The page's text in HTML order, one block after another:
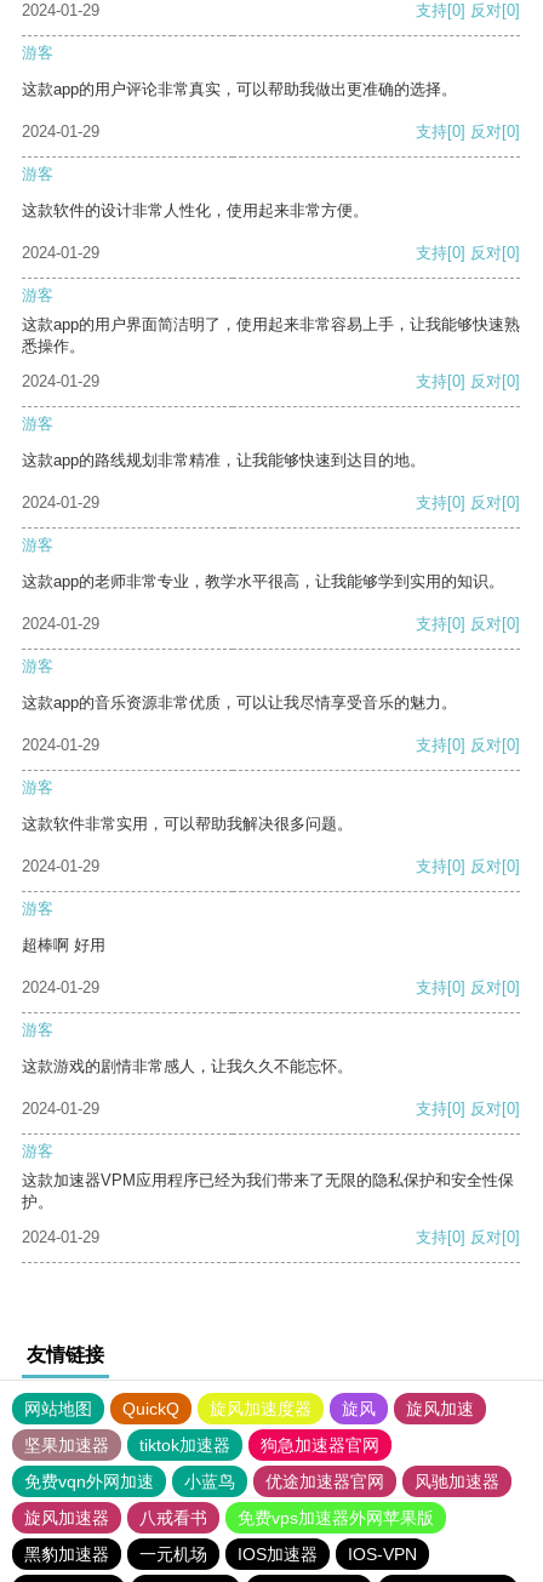
2024-01-29 支持[0] 反对[0]
游客
这款app的用户评论非常真实，可以帮助我做出更准确的选择。
2024-01-29 支持[0] 反对[0]
游客
这款软件的设计非常人性化，使用起来非常方便。
2024-01-29 支持[0] 反对[0]
游客
这款app的用户界面简洁明了，使用起来非常容易上手，让我能够快速熟
悉操作。
2024-01-29
支持[0] 反对[0]
游客
这款app的路线规划非常精准，让我能够快速到达目的地。
2024-01-29 支持[0] 反对[0]
游客
这款app的老师非常专业，教学水平很高，让我能够学到实用的知识。
2024-01-29 支持[0] 反对[0]
游客
这款app的音乐资源非常优质，可以让我尽情享受音乐的魅力。
2024-01-29 支持[0] 反对[0]
游客
这款软件非常实用，可以帮助我解决很多问题。
2024-01-29 支持[0] 反对[0]
游客
超棒啊 好用
2024-01-29 支持[0] 反对[0]
游客
这款游戏的剧情非常感人，让我久久不能忘怀。
2024-01-29 支持[0] 反对[0]
游客
这款加速器VPM应用程序已经为我们带来了无限的隐私保护和安全性保
护。
2024-01-29
支持[0] 反对[0]
友情链接
网站地图 QuickQ 旋风加速度器 旋风
旋风加速
坚果加速器
tiktok加速器
狗急加速器官网
免费vqn外网加速
小蓝鸟 优途加速器官网
风驰加速器
旋风加速器
八戒看书
免费vps加速器外网苹果版
黑豹加速器
一元机场 IOS加速器
IOS-VPN